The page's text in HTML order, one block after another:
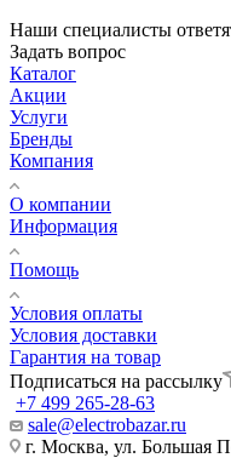
Наши специалисты
Задать вопрос
Каталог
Акции
Услуги
Бренды
Компания
О компании
Информация
Помощь
Условия оплаты
Условия доставки
Гарантия на товар
Подписаться на рассылку
+7 499 265-28-63
sale@electrobazar.ru
г. Москва, ул. Большая